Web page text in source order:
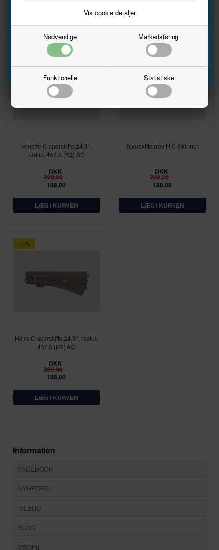
Nødvendige Markedsføring
Funktionelle Statistiske
Vis cookie detaljer
Venstre C-sporskifte 24,3°,
radius 437,5 (R2) AC
DKK
209,00
188,00
Sporskiftedrev til C-Skinner
DKK
209,00
188,00
10%
Højre C-sporskifte 24,3°, radius
437,5 (R2) AC
DKK
209,00
188,00
Information
FACEBOOK
NYHEDER
TILBUD
BLOG
PROFIL